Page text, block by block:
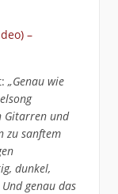
–
„Genau wie
Gitarren und
zu sanftem
dunkel,
genau das